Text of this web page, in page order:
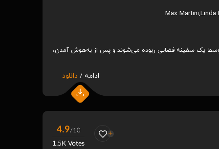
Max Martini,Linda
توسط یک سفینه فضایی ربوده می‌شوند و پس از به‌هوش آمدن،
ادامه / دانلود
4.9/10
1.5K Votes